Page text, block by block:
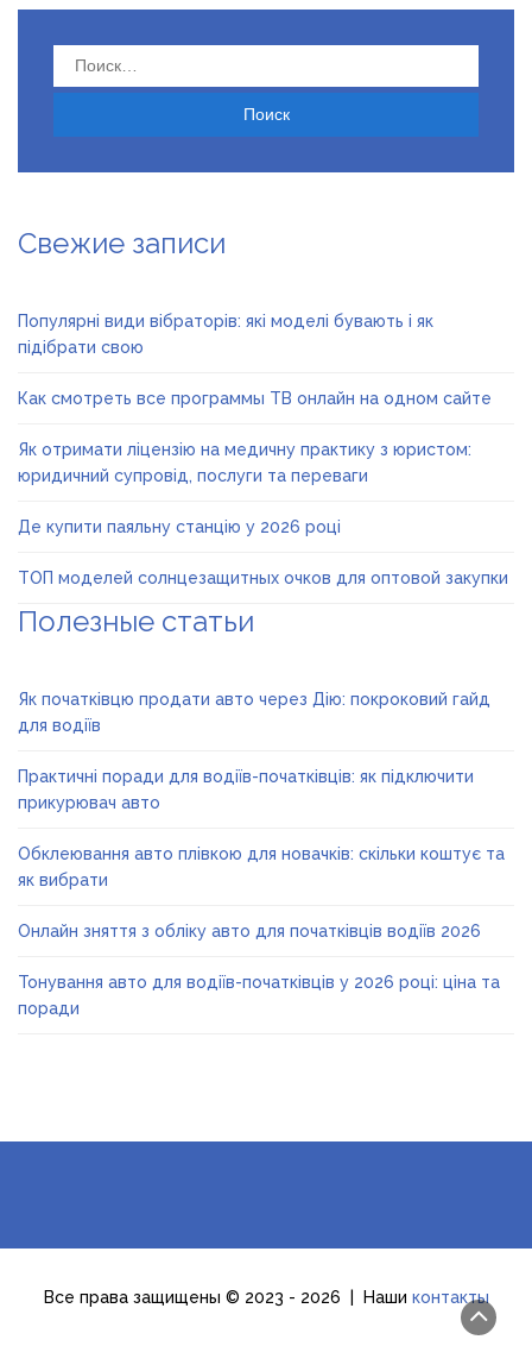
Найти:
Свежие записи
Популярні види вібраторів: які моделі бувають і як
підібрати свою
Как смотреть все программы ТВ онлайн на одном сайте
Як отримати ліцензію на медичну практику з юристом:
юридичний супровід, послуги та переваги
Де купити паяльну станцію у 2026 році
ТОП моделей солнцезащитных очков для оптовой закупки
Полезные статьи
Як початківцю продати авто через Дію: покроковий гайд
для водіїв
Практичні поради для водіїв-початківців: як підключити
прикурювач авто
Обклеювання авто плівкою для новачків: скільки коштує та
як вибрати
Онлайн зняття з обліку авто для початківців водіїв 2026
Тонування авто для водіїв-початківців у 2026 році: ціна та
поради
Все права защищены © 2023 - 2026 | Наши контакты